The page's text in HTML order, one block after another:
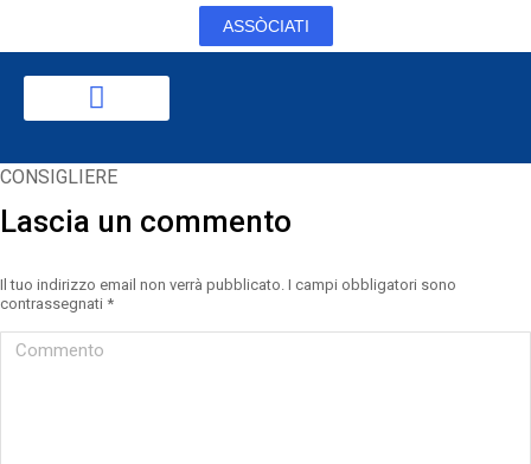
ASSÒCIATI
CONSIGLIERE
Lascia un commento
Il tuo indirizzo email non verrà pubblicato. I campi obbligatori sono
contrassegnati *
Commento